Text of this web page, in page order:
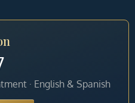
· English & Spanish